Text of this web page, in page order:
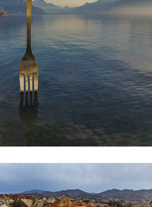
传说。根据其中的一个传说，其中一栋塔
个小婴儿:她带着放在篮子里的婴儿，在